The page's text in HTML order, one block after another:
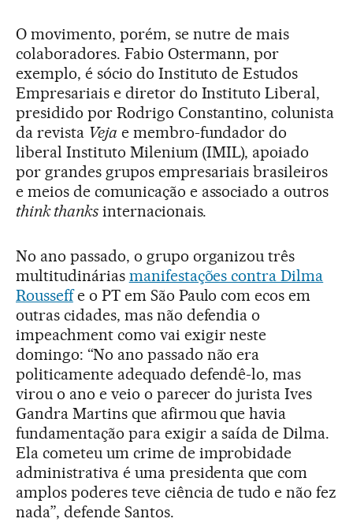
O movimento, porém, se nutre de mais
colaboradores. Fabio Ostermann, por
exemplo, é sócio do Instituto de Estudos
Empresariais e diretor do Instituto Liberal,
presidido por Rodrigo Constantino, colunista
da revista Veja e membro-fundador do
liberal Instituto Milenium (IMIL), apoiado
por grandes grupos empresariais brasileiros
e meios de comunicação e associado a outros
think thanksinternacionais.
No ano passado, o grupo organizou três
multitudinárias manifestações contra Dilma
Rousseffe o PT em São Paulo com ecos em
outras cidades, mas não defendia o
impeachment como vai exigir neste
domingo: “No ano passado não era
politicamente adequado defendê-lo, mas
virou o ano e veio o parecer do jurista Ives
Gandra Martins que afirmou que havia
fundamentação para exigir a saída de Dilma.
Ela cometeu um crime de improbidade
administrativa é uma presidenta que com
amplos poderes teve ciência de tudo e não fez
nada”, defende Santos.